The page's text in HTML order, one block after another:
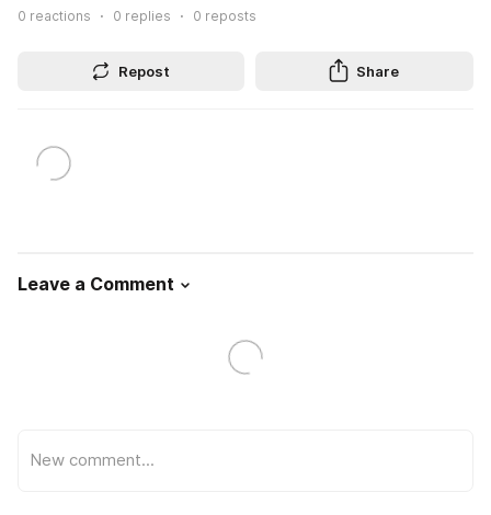
0 reactions 0 replies 0 reposts
Repost Share
Leave a Comment